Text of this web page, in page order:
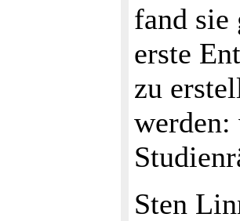
fand sie
erste
zu
werden:
Sten